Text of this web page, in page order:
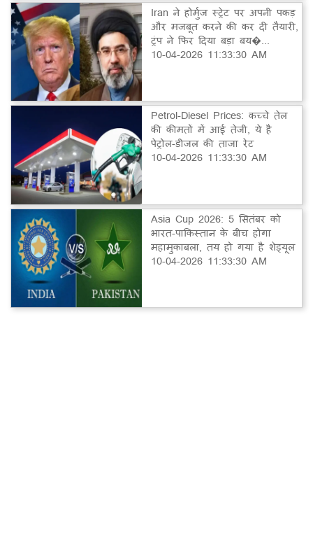
Iran ने होर्मुज स्ट्रेट पर अपनी पकड़
और मजबूत करने की कर दी तैयारी,
ट्रंप ने फिर दिया बड़ा बय�...
10-04-2026 11:33:30 AM
Petrol-Diesel Prices: कच्चे तेल
की कीमतों में आई तेजी, ये है
पेट्रोल-डीजल की ताजा रेट
10-04-2026 11:33:30 AM
Asia Cup 2026: 5 सितंबर को
भारत-पाकिस्तान के बीच होगा
महामुकाबला, तय हो गया है शेड्यूल
10-04-2026 11:33:30 AM